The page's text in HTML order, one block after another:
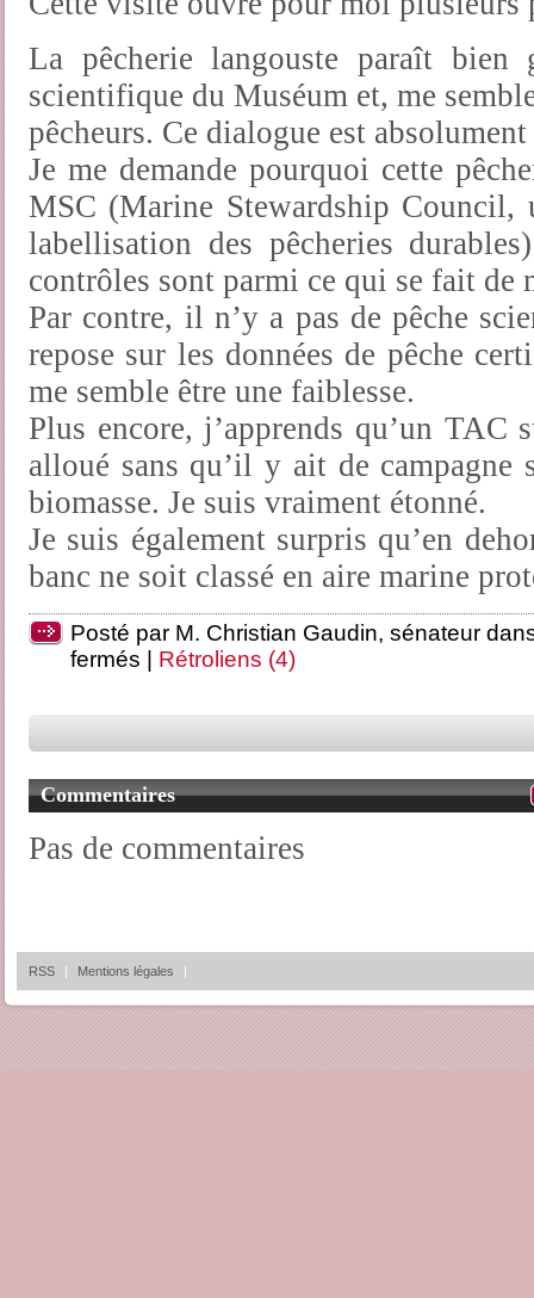
La pêcherie langouste paraît bien
scientifique du Muséum et, me
pêcheurs. Ce dialogue est
Je me demande pourquoi cette
MSC (Marine Stewardship Council,
labellisation des pêcheries
contrôles sont parmi ce qui se fait de
Par contre, il n’y a pas de pêche
repose sur les données de pêche
me semble être une faiblesse.
Plus encore, j’apprends qu’un TAC
alloué sans qu’il y ait de campagne
biomasse. Je suis vraiment étonné.
Je suis également surpris qu’en
banc ne soit classé en aire marine
Posté par M. Christian Gaudin, sénateur
fermés
Rétroliens (4)
Commentaires
Pas de commentaires
RSS | Mentions légales |